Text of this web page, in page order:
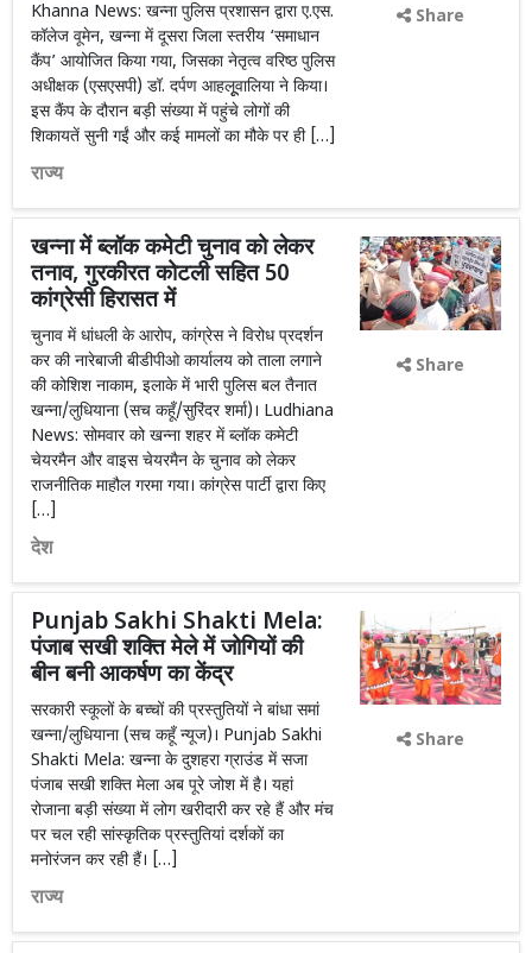
Khanna News: खन्ना पुलिस प्रशासन द्वारा ए.एस.
कॉलेज वूमेन, खन्ना में दूसरा जिला स्तरीय ‘समाधान
कैंप’ आयोजित किया गया, जिसका नेतृत्व वरिष्ठ पुलिस
अधीक्षक (एसएसपी) डॉ. दर्पण आहलूूवालिया ने किया।
इस कैंप के दौरान बड़ी संख्या में पहुंचे लोगों की
शिकायतें सुनी गईं और कई मामलों का मौके पर ही […]
राज्य
Share
खन्ना में ब्लॉक कमेटी चुनाव को लेकर
तनाव, गुरकीरत कोटली सहित 50
कांग्रेसी हिरासत में
चुनाव में धांधली के आरोप, कांग्रेस ने विरोध प्रदर्शन
कर की नारेबाजी बीडीपीओ कार्यालय को ताला लगाने
की कोशिश नाकाम, इलाके में भारी पुलिस बल तैनात
खन्ना/लुधियाना (सच कहूँ/सुरिंदर शर्मा)। Ludhiana
News: सोमवार को खन्ना शहर में ब्लॉक कमेटी
चेयरमैन और वाइस चेयरमैन के चुनाव को लेकर
राजनीतिक माहौल गरमा गया। कांग्रेस पार्टी द्वारा किए
[…]
देश
Share
Punjab Sakhi Shakti Mela:
पंजाब सखी शक्ति मेले में जोगियों की
बीन बनी आकर्षण का केंद्र
सरकारी स्कूलों के बच्चों की प्रस्तुतियों ने बांधा समां
खन्ना/लुधियाना (सच कहूँ न्यूज)। Punjab Sakhi
Shakti Mela: खन्ना के दुशहरा ग्राउंड में सजा
पंजाब सखी शक्ति मेला अब पूरे जोश में है। यहां
रोजाना बड़ी संख्या में लोग खरीदारी कर रहे हैं और मंच
पर चल रही सांस्कृतिक प्रस्तुतियां दर्शकों का
मनोरंजन कर रही हैं। […]
राज्य
Share